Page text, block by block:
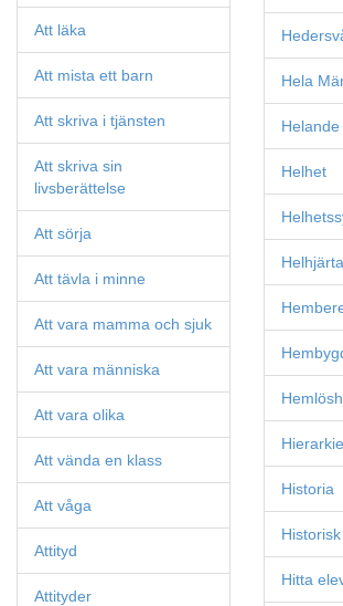
Att läka
Att mista ett barn
Att skriva i tjänsten
Att skriva sin
livsberättelse
Att sörja
Att tävla i minne
Att vara mamma och sjuk
Att vara människa
Att vara olika
Att vända en klass
Att våga
Attityd
Attityder
Hela
Helande
Helhet
Historia
Hitta